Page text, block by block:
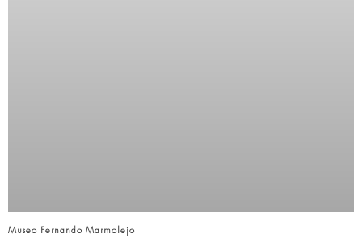
Museo Fernando Marmolejo